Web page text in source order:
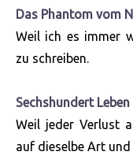
Das Phantom vom
Weil ich es immer
zu schreiben.
Sechshundert Leben
Weil jeder Verlust
auf dieselbe Art und